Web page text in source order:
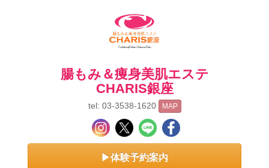
腸もみ＆痩身美肌エステ
CHARIS銀座
tel: 03-3538-1620 MAP
▶体験予約案内